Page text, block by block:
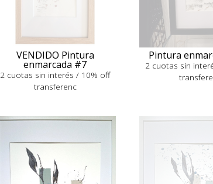
VENDIDO Pintura
enmarcada #7
2 cuotas sin interés / 10% off
transferenc
Pintura
2 cuotas sin